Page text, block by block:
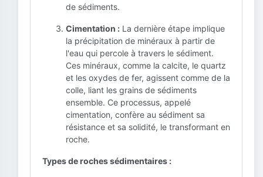
de sédiments.
Cimentation : La dernière étape implique
la précipitation de minéraux à partir de
l'eau qui percole à travers le sédiment.
Ces minéraux, comme la calcite, le quartz
et les oxydes de fer, agissent comme de la
colle, liant les grains de sédiments
ensemble. Ce processus, appelé
cimentation, confère au sédiment sa
résistance et sa solidité, le transformant en
roche.
Types de roches sédimentaires :